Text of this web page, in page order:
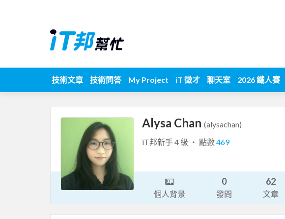
技術文章 技術問答 My Project iT 徵才 聊天室 2026 鐵人賽
Alysa Chan (alysachan)
iT邦新手 4 級 ‧ 點數469
個人背景
0
發問
62
文章